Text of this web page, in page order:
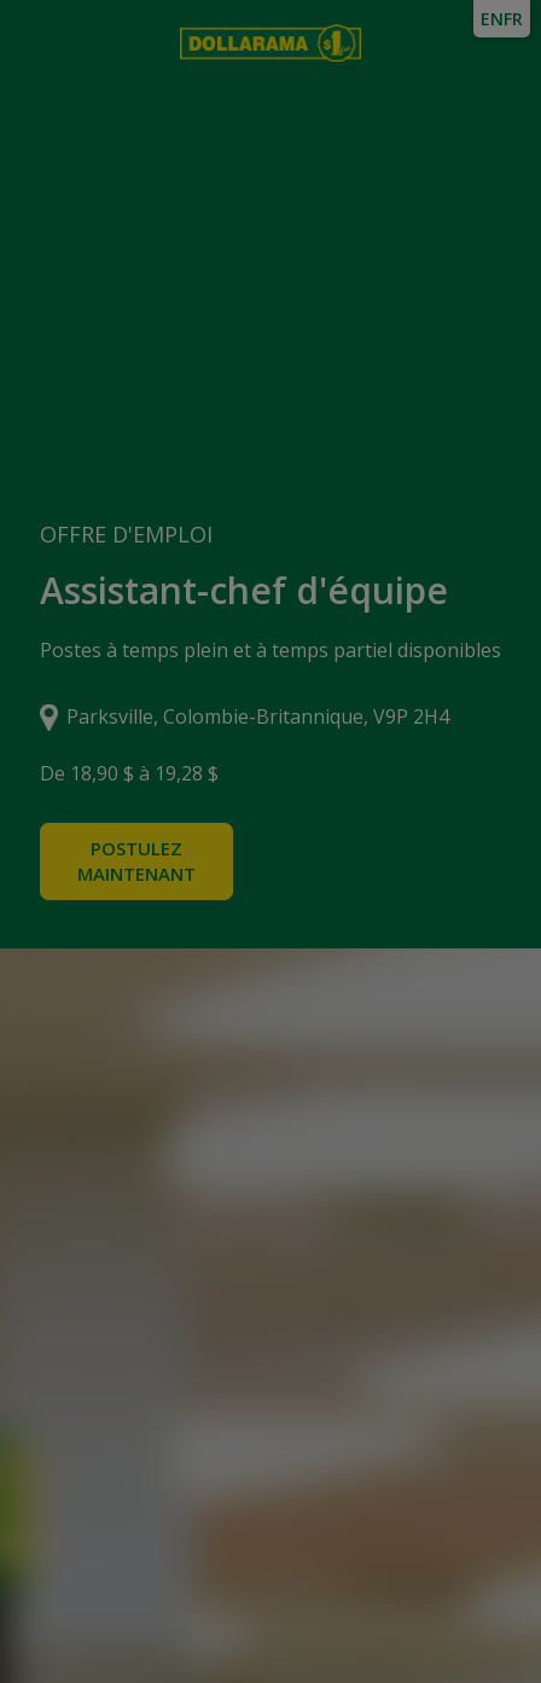
OFFRE D'EMPLOI
Assistant-chef d'équipe
Postes à temps plein et à temps partiel disponibles
Parksville, Colombie-Britannique, V9P 2H4
De 18,90 $ à 19,28 $
POSTULEZ
MAINTENANT
ENFR